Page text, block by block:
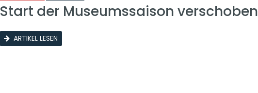
Start der Museumssaison verschoben
ARTIKEL LESEN